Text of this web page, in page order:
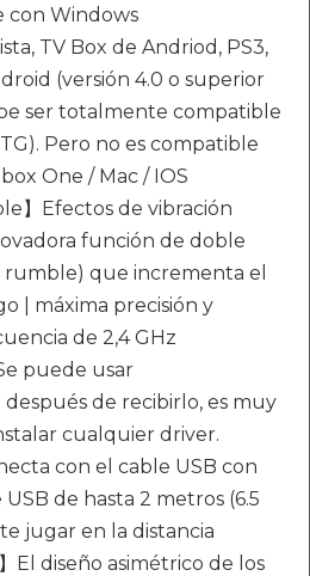
con Windows
TV Box de Andriod, PS3,
(versión 4.0 o superior
ser totalmente compatible
Pero no es compatible
One / Mac / IOS
】Efectos de vibración
función de doble
rumble) que incrementa el
| máxima precisión y
de 2,4 GHz
puede usar
de recibirlo, es muy
cualquier driver.
con el cable USB con
USB de hasta 2 metros (6.5
jugar en la distancia
El diseño asimétrico de los